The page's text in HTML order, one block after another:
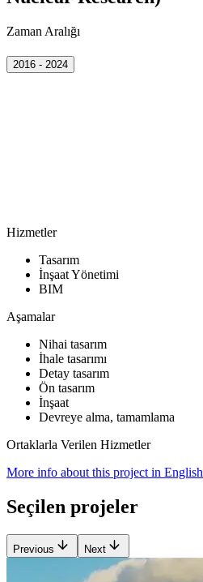
Zaman Aralığı
2016 - 2024
Hizmetler
Tasarım
İnşaat Yönetimi
BIM
Aşamalar
Nihai tasarım
İhale tasarımı
Detay tasarım
Ön tasarım
İnşaat
Devreye alma, tamamlama
Ortaklarla Verilen Hizmetler
More info about this project in English
Seçilen projeler
Previous Next